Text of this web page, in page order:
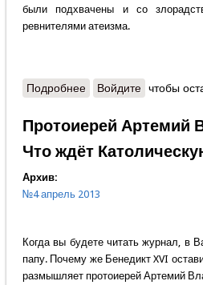
были подхвачены и со
ревнителями атеизма.
Подробнеео Светлана
Войдите чтобы
Протоиерей Артемий
Что ждёт
Архив:
№4 апрель 2013
Когда вы будете читать журнал, в
папу. Почему же Бенедикт XVI
размышляет протоиерей Артемий